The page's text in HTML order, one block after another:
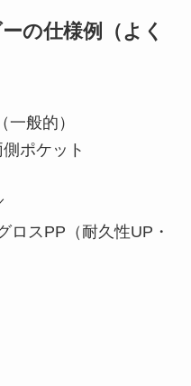
の仕様例（よく
般的）
ポケット
ロスPP（耐久性UP・